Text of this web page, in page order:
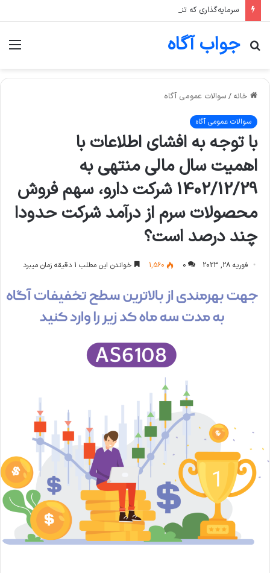
جواب آگاه
جستجو
خانه / سوالات عمومی آگاه
سوالات عمومی آگاه
با توجه به افشای اطلاعات با
اهمیت سال مالی منتهی به
1402/12/29 شرکت دارو، سهم فروش
محصولات سرم از درآمد شرکت حدودا
چند درصد است؟
فوریه 28, 2023 0
1,560 خواندن این مطلب 1 دقیقه زمان میبرد